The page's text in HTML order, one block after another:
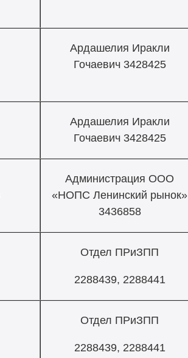
Ардашелия Иракли
Гочаевич 3428425
Ардашелия Иракли
Гочаевич 3428425
Администрация ООО
«НОПС Ленинский рынок»
3436858
Отдел ПРиЗПП
2288439, 2288441
Отдел ПРиЗПП
2288439, 2288441